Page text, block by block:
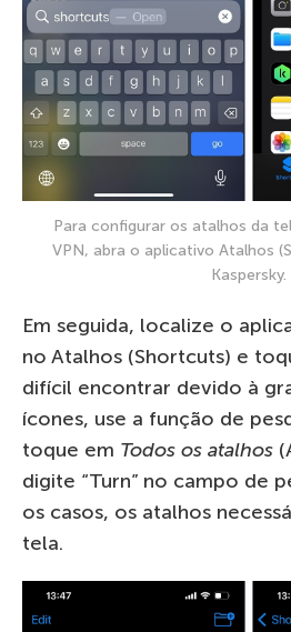
Para configurar os atalhos da
VPN, abra o aplicativo Atalhos
Kaspersky.
Em seguida, localize o
no Atalhos (Shortcuts) e
difícil encontrar devido à
ícones, use a função de
toque em Todos os atalhos
digite “Turn” no campo de
os casos, os atalhos
tela.